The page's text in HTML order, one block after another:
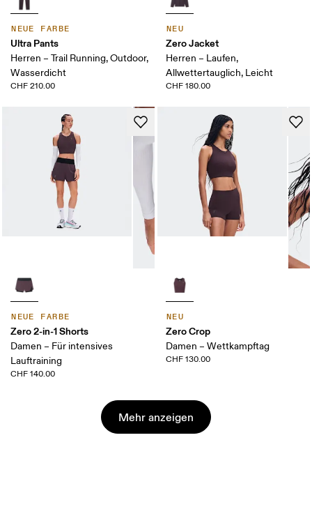
NEUE FARBE
Ultra Pants
Herren – Trail Running, Outdoor,
Wasserdicht
CHF 210.00
NEU
Zero Jacket
Herren – Laufen,
Allwettertauglich, Leicht
CHF 180.00
NEUE FARBE
Zero 2-in-1 Shorts
Damen – Für intensives
Lauftraining
CHF 140.00
NEU
Zero Crop
Damen – Wettkampftag
CHF 130.00
Mehr anzeigen